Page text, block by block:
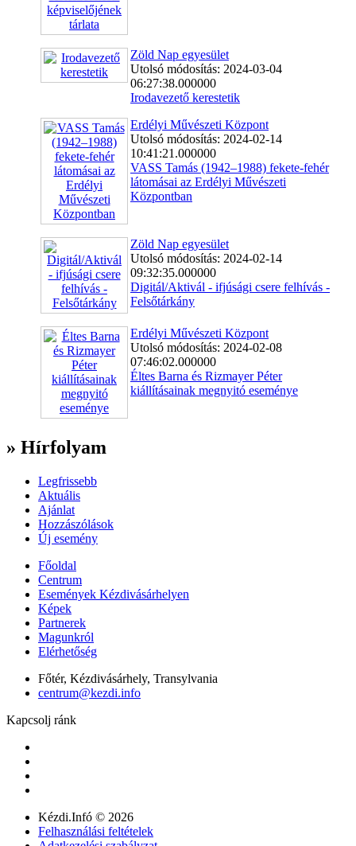
Zöld Nap egyesület
Utolsó módosítás: 2024-03-04
06:27:38.000000
Irodavezető kerestetik
Erdélyi Művészeti Központ
Utolsó módosítás: 2024-02-14
10:41:21.000000
VASS Tamás (1942–1988) fekete-fehér
látomásai az Erdélyi Művészeti
Központban
Zöld Nap egyesület
Utolsó módosítás: 2024-02-14
09:32:35.000000
Digitál/Aktivál - ifjúsági csere felhívás -
Felsőtárkány
Erdélyi Művészeti Központ
Utolsó módosítás: 2024-02-08
07:46:02.000000
Éltes Barna és Rizmayer Péter
kiállításainak megnyitó eseménye
» Hírfolyam
Legfrissebb
Aktuális
Ajánlat
Hozzászólások
Új esemény
Főoldal
Centrum
Események Kézdivásárhelyen
Képek
Partnerek
Magunkról
Elérhetőség
Főtér, Kézdivásárhely, Transylvania
centrum@kezdi.info
Kapcsolj ránk
Kézdi.Infó © 2026
Felhasználási feltételek